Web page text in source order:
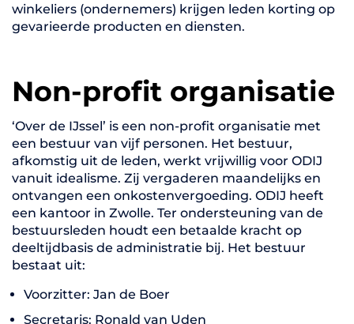
winkeliers (ondernemers) krijgen leden korting op
gevarieerde producten en diensten.
Non-profit organisatie
‘Over de IJssel’ is een non-profit organisatie met
een bestuur van vijf personen. Het bestuur,
afkomstig uit de leden, werkt vrijwillig voor ODIJ
vanuit idealisme. Zij vergaderen maandelijks en
ontvangen een onkostenvergoeding. ODIJ heeft
een kantoor in Zwolle. Ter ondersteuning van de
bestuursleden houdt een betaalde kracht op
deeltijdbasis de administratie bij. Het bestuur
bestaat uit:
Voorzitter: Jan de Boer
Secretaris: Ronald van Uden